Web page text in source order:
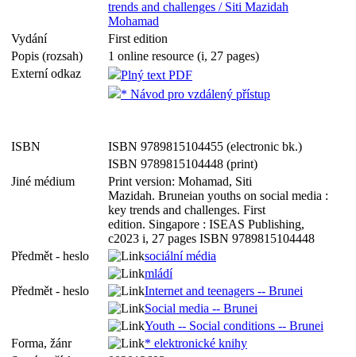
trends and challenges / Siti Mazidah
Mohamad
Vydání
First edition
Popis (rozsah)
1 online resource (i, 27 pages)
Externí odkaz
Plný text PDF
* Návod pro vzdálený přístup
ISBN
ISBN 9789815104455 (electronic bk.)
ISBN 9789815104448 (print)
Jiné médium
Print version: Mohamad, Siti
Mazidah. Bruneian youths on social media :
key trends and challenges. First
edition. Singapore : ISEAS Publishing,
c2023 i, 27 pages ISBN 9789815104448
Předmět - heslo
sociální média
mládí
Předmět - heslo
Internet and teenagers -- Brunei
Social media -- Brunei
Youth -- Social conditions -- Brunei
Forma, žánr
* elektronické knihy